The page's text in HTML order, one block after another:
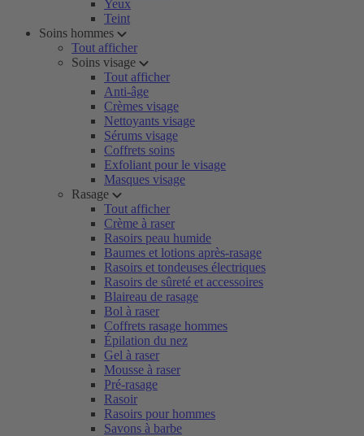
Yeux
Teint
Soins hommes
Tout afficher
Soins visage
Tout afficher
Anti-âge
Crèmes visage
Nettoyants visage
Sérums visage
Coffrets soins
Exfoliant pour le visage
Masques visage
Rasage
Tout afficher
Crème à raser
Rasoirs peau humide
Baumes et lotions après-rasage
Rasoirs et tondeuses électriques
Rasoirs de sûreté et accessoires
Blaireau de rasage
Bol à raser
Coffrets rasage hommes
Épilation du nez
Gel à raser
Mousse à raser
Pré-rasage
Rasoir
Rasoirs pour hommes
Savons à barbe